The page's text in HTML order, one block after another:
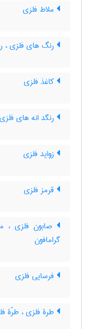
ملاط فلزی
رنگ های فلزی ،
کاغذ فلزی
رنگد انه های
زواید فلزی
قرمز فلزی
صابون فلزی ،
گرامافون
فرسایی فلزی
طرۀ فلزی ، طرّۀ